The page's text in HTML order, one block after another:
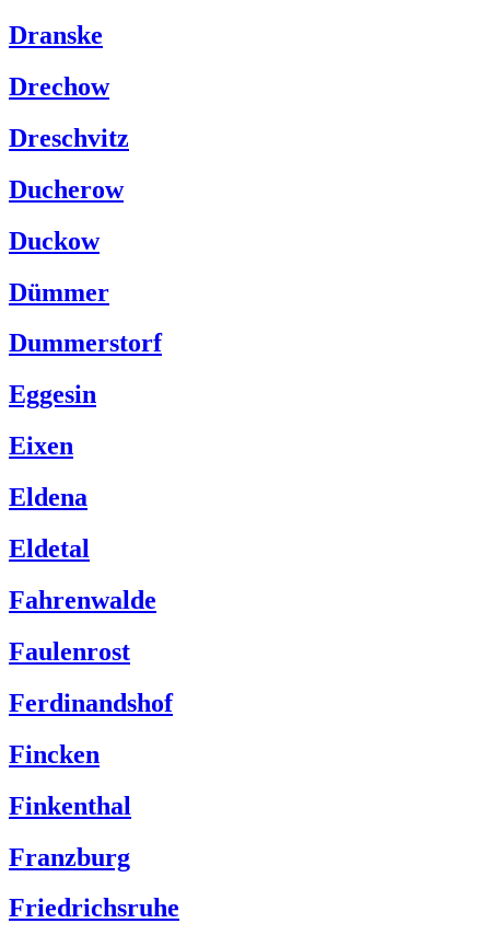
Dranske
Drechow
Dreschvitz
Ducherow
Duckow
Dümmer
Dummerstorf
Eggesin
Eixen
Eldena
Eldetal
Fahrenwalde
Faulenrost
Ferdinandshof
Fincken
Finkenthal
Franzburg
Friedrichsruhe